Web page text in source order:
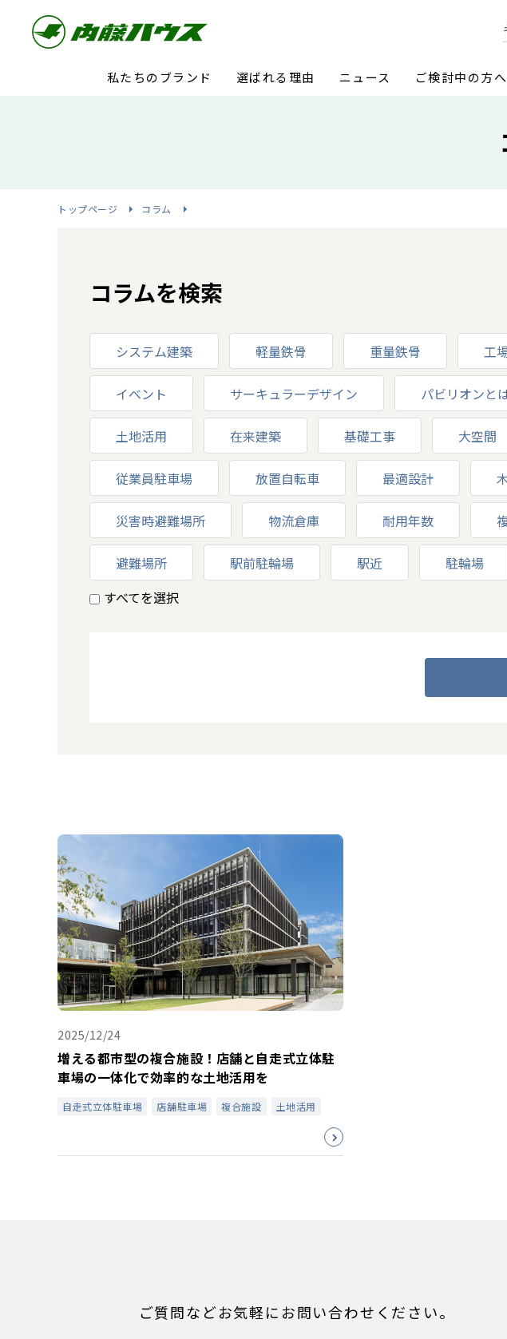
私たちのブランド 選ばれる理由 ニュース ご検討中の方へ
トップページ コラム
コラムを検索
システム建築 軽量鉄骨 重量鉄骨 工
イベント サーキュラーデザイン パビリオンと
土地活用 在来建築 基礎工事 大空間
従業員駐車場 放置自転車 最適設計
災害時避難場所 物流倉庫 耐用年数
避難場所 駅前駐輪場 駅近 駐輪場
すべてを選択
2025/12/24
増える都市型の複合施設！店舗と自走式立体駐
車場の一体化で効率的な土地活用を
自走式立体駐車場 店舗駐車場 複合施設 土地活用
ご質問などお気軽にお問い合わせください。